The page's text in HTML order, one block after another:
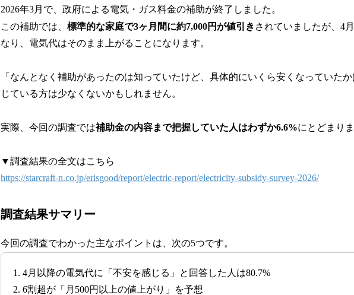
2026年3月で、政府による電気・ガス料金の補助が終了しました。
この補助では、 標準的な家庭で3ヶ月間に約7,000円が値引き されていましたが、4
なり、電気代はそのまま上がることになります。
「なんとなく補助があったのは知っていたけど、具体的にいくら安くなっていた
じている方は少なくないかもしれません。
実際、今回の調査では補助金の内容まで把握していた人はわずか6.6%にとどまり
▼調査結果の全文はこちら
https://starcraft-n.co.jp/erisgood/report/electric-report/electricity-subsidy-survey-2026/
調査結果サマリー
今回の調査でわかった主なポイントは、次の5つです。
1. 4月以降の電気代に「不安を感じる」と回答した人は80.7%
2. 6割超が「月500円以上の値上がり」を予想